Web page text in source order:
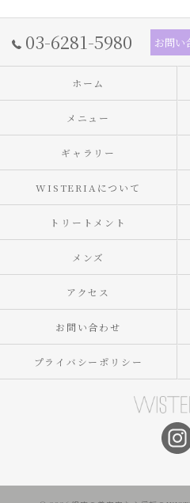
03-6281-5980 お問い
ホーム
メニュー
ギャラリー
WISTERIAについて
トリートメント
メンズ
アクセス
お問い合わせ
プライバシーポリシー